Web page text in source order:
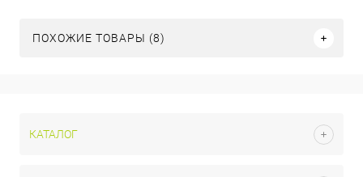
ПОХОЖИЕ ТОВАРЫ (8)
КАТАЛОГ